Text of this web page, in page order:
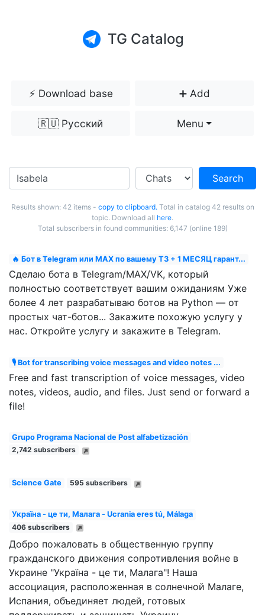
TG Catalog
⚡️ Download base ➕ Add
🇷🇺 Русский Menu
Search
Results shown: 42 items - copy to clipboard.Total in catalog 42 results on
topic. Download all here.
Total subscribers in found communities: 6,147 (online 189)
🔥 Бот в Telegram или MAX по вашему ТЗ + 1 МЕСЯЦ гарант...
Сделаю бота в Telegram/MAX/VK, который
полностью соответствует вашим ожиданиям Уже
более 4 лет разрабатываю ботов на Python — от
простых чат-ботов... Закажите похожую услугу у
нас. Откройте услугу и закажите в Telegram.
🎙 Bot for transcribing voice messages and video notes ...
Free and fast transcription of voice messages, video
notes, videos, audio, and files. Just send or forward a
file!
Grupo Programa Nacional de Post alfabetización
2,742 subscribers
Science Gate 595 subscribers
Україна - це ти, Малага - Ucrania eres tú, Málaga
406 subscribers
Добро пожаловать в общественную группу
гражданского движения сопротивления войне в
Украине "Україна - це ти, Малага"! Наша
ассоциация, расположенная в солнечной Малаге,
Испания, объединяет людей, готовых